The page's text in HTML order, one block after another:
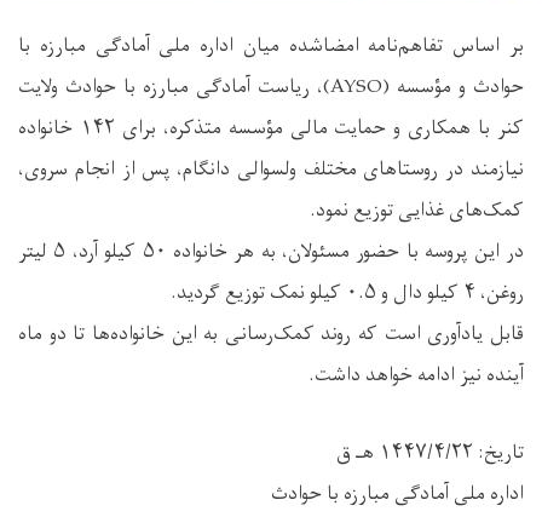
بر اساس تفاهم‌نامه امضاشده میان اداره ملی آمادگی مبارزه با
حوادث و مؤسسه (AYSO)، ریاست آمادگی مبارزه با حوادث ولایت
کنر با همکاری و حمایت مالی مؤسسه متذکره، برای ۱۴۲ خانواده
نیازمند در روستاهای مختلف ولسوالی دانگام، پس از انجام سروی،
کمک‌های غذایی توزیع نمود.
در این پروسه با حضور مسئولان، به هر خانواده ۵۰ کیلو آرد، ۵ لیتر
روغن، ۴ کیلو دال و ۰.۵ کیلو نمک توزیع گردید.
قابل یادآوری است که روند کمک‌رسانی به این خانواده‌ها تا دو ماه
آینده نیز ادامه خواهد داشت.
تاریخ: ۱۴۴۷/۴/۲۲ هـ ق
اداره ملی آمادگی مبارزه با حوادث